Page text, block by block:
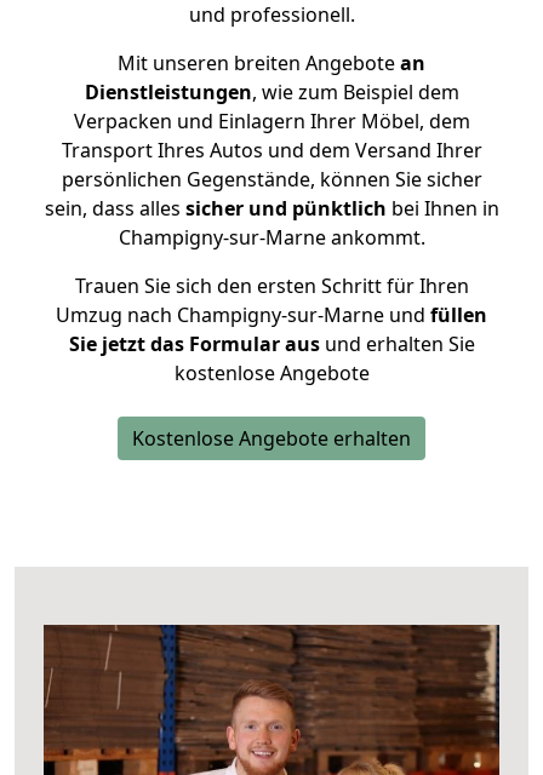
und professionell.
Mit unseren breiten Angebotean
Dienstleistungen, wie zum Beispiel dem
Verpacken und Einlagern Ihrer Möbel, dem
Transport Ihres Autos und dem Versand Ihrer
persönlichen Gegenstände, können Sie sicher
sein, dass alles sicher und pünktlich bei Ihnen in
Champigny-sur-Marne ankommt.
Trauen Sie sich den ersten Schritt für Ihren
Umzug nach Champigny-sur-Marne und füllen
Sie jetzt das Formular ausund erhalten Sie
kostenlose Angebote
Kostenlose Angebote erhalten